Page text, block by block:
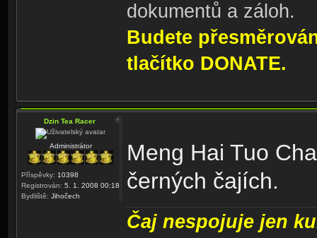
dokumentů a záloh.
Budete
tlačítko DONATE.
Dzin Tea Racer
Administrátor
Příspěvky: 10398
Registrován: 5. 1. 2008 00:18
Bydliště: Jihočech
Meng Hai Tuo
černých čajích.
Čaj nespojuje jen